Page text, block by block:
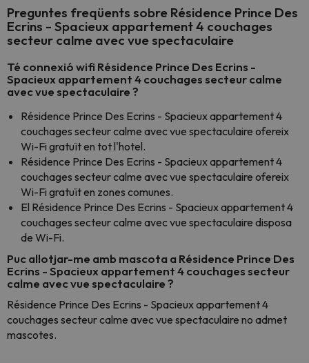
Preguntes freqüents sobre Résidence Prince Des
Ecrins - Spacieux appartement 4 couchages
secteur calme avec vue spectaculaire
Té connexió wifi Résidence Prince Des Ecrins -
Spacieux appartement 4 couchages secteur calme
avec vue spectaculaire ?
Résidence Prince Des Ecrins - Spacieux appartement 4
couchages secteur calme avec vue spectaculaire ofereix
Wi-Fi gratuït en tot l'hotel.
Résidence Prince Des Ecrins - Spacieux appartement 4
couchages secteur calme avec vue spectaculaire ofereix
Wi-Fi gratuït en zones comunes.
El Résidence Prince Des Ecrins - Spacieux appartement 4
couchages secteur calme avec vue spectaculaire disposa
de Wi-Fi.
Puc allotjar-me amb mascota a Résidence Prince Des
Ecrins - Spacieux appartement 4 couchages secteur
calme avec vue spectaculaire ?
Résidence Prince Des Ecrins - Spacieux appartement 4
couchages secteur calme avec vue spectaculaire no admet
mascotes.